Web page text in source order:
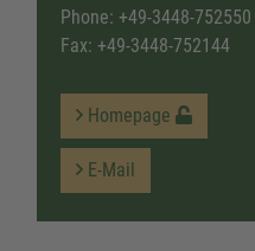
Phone: +49-3448-752550
Fax: +49-3448-752144
Homepage
E-Mail